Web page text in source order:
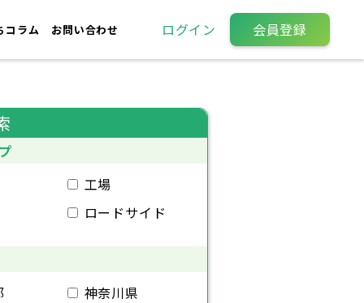
コラム お問い合わせ ログイン 会員登録
工場
ロードサイド
神奈川県